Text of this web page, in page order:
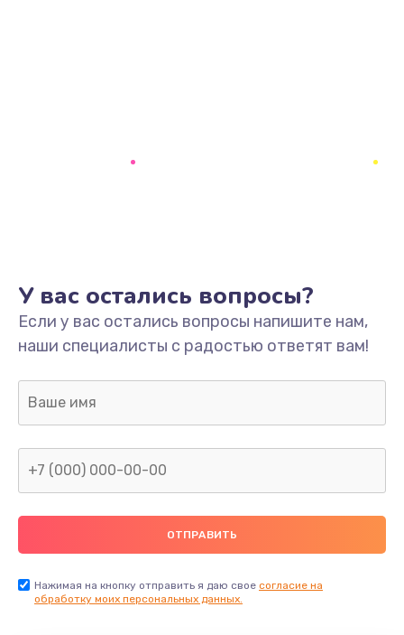
У вас остались вопросы?
Если у вас остались вопросы напишите нам,
наши специалисты с радостью ответят вам!
Нажимая на кнопку отправить я даю свое согласие на
обработку моих персональных данных.